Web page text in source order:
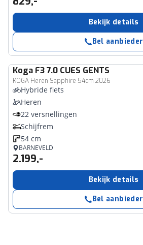
Bekijk details
Bel aanbieder
Koga F3 7.0 CUES GENTS
KOGA Heren Sapphire 54cm 2026
Hybride fiets
Heren
22 versnellingen
Schijfrem
54 cm
BARNEVELD
2.199,-
Bekijk details
Bel aanbieder